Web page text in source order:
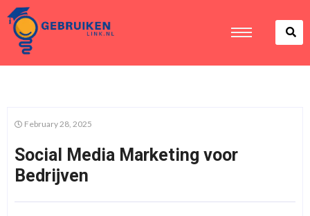
February 28, 2025
Social Media Marketing voor
Bedrijven